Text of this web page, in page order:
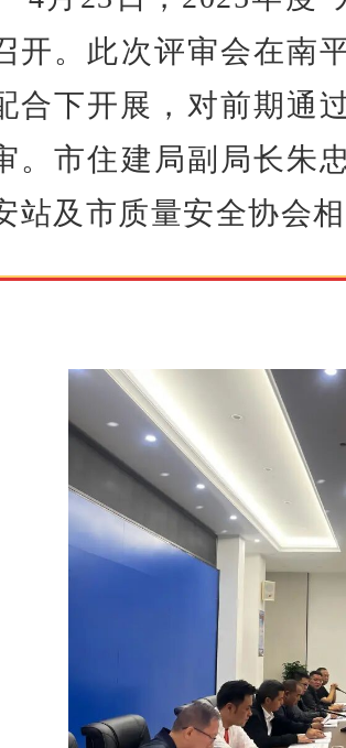
开。此次评审会在南
合下开展，对前期通
。市住建局副局长朱
站及市质量安全协会